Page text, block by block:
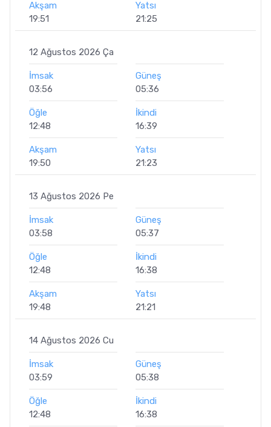
Akşam
19:51
Yatsı
21:25
12 Ağustos 2026 Ça
İmsak
03:56
Güneş
05:36
Öğle
12:48
İkindi
16:39
Akşam
19:50
Yatsı
21:23
13 Ağustos 2026 Pe
İmsak
03:58
Güneş
05:37
Öğle
12:48
İkindi
16:38
Akşam
19:48
Yatsı
21:21
14 Ağustos 2026 Cu
İmsak
03:59
Güneş
05:38
Öğle
12:48
İkindi
16:38